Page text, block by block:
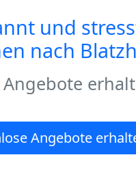
und
nach
Angebote